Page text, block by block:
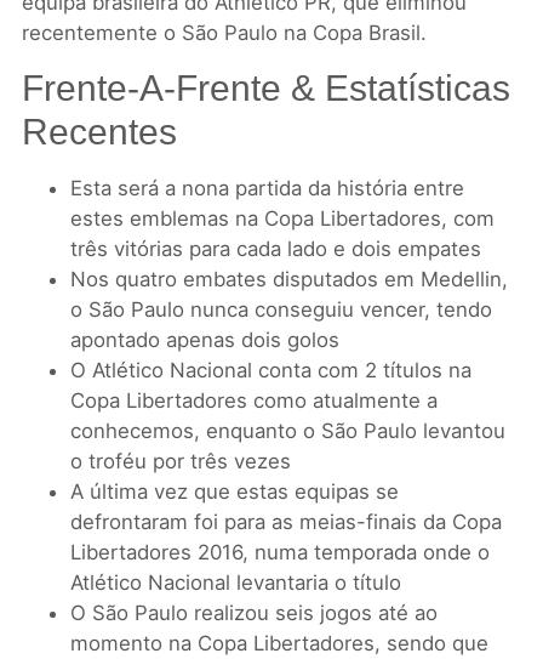
recentemente o São Paulo na Copa Brasil.
Frente-A-Frente & Estatísticas
Recentes
Esta será a nona partida da história entre
estes emblemas na Copa Libertadores, com
três vitórias para cada lado e dois empates
Nos quatro embates disputados em Medellin,
o São Paulo nunca conseguiu vencer, tendo
apontado apenas dois golos
O Atlético Nacional conta com 2 títulos na
Copa Libertadores como atualmente a
conhecemos, enquanto o São Paulo levantou
o troféu por três vezes
A última vez que estas equipas se
defrontaram foi para as meias-finais da Copa
Libertadores 2016, numa temporada onde o
Atlético Nacional levantaria o título
O São Paulo realizou seis jogos até ao
momento na Copa Libertadores, sendo que